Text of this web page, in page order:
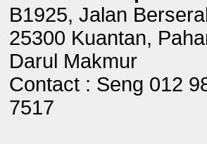
B1925, Jalan
25300 Kuantan,
Darul Makmur
Contact : Seng 012
7517